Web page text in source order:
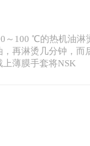
～100 ℃的热机油淋
再淋烫几分钟，而
薄膜手套将NSK